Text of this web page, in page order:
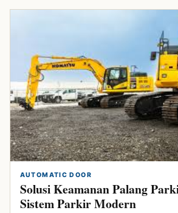
AUTOMATIC DOOR
Solusi Keamanan Palang
Sistem Parkir Modern